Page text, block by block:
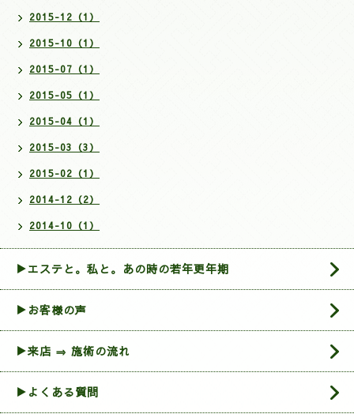
2015-12（1）
2015-10（1）
2015-07（1）
2015-05（1）
2015-04（1）
2015-03（3）
2015-02（1）
2014-12（2）
2014-10（1）
▶エステと。私と。あの時の若年更年期
▶お客様の声
▶来店 ⇒ 施術の流れ
▶よくある質問